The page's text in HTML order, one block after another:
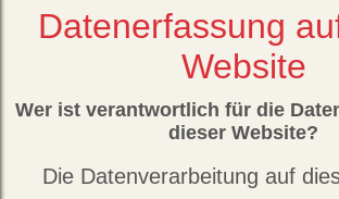
Datenerfassung
Website
Wer ist verantwortlich für die
dieser Website?
Die Datenverarbeitung auf